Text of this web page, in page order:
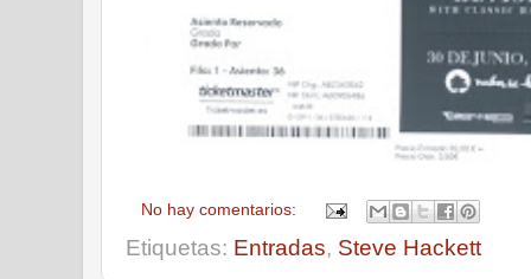
No hay comentarios:
Etiquetas: Entradas, Steve Hackett